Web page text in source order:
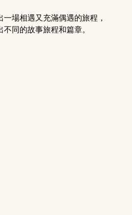
場相遇又充滿偶遇的旅程，
同的故事旅程和篇章。